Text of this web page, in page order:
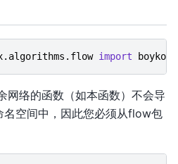
import
网络的函数（如本函数）不会导
空间中，因此您必须从flow包